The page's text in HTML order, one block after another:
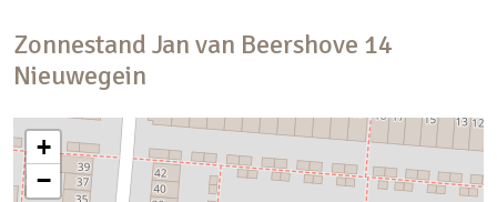
Zonnestand Jan van Beershove 14
Nieuwegein
+
−